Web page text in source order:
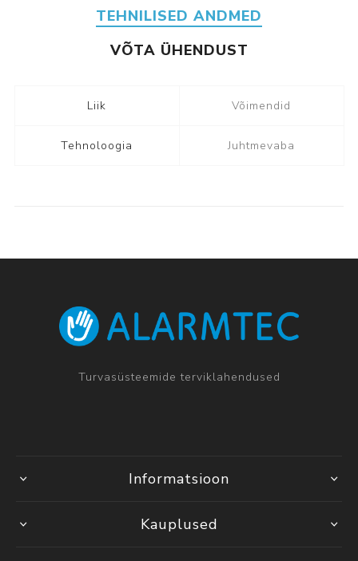
TEHNILISED ANDMED
VÕTA ÜHENDUST
Liik Võimendid
Tehnoloogia Juhtmevaba
Turvasüsteemide terviklahendused
Informatsioon
Kauplused